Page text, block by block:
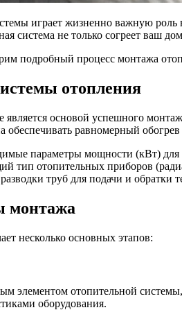
играет жизненно важную роль
система не только согреет ваш
подробный процесс монтажа
отопления
является основой успешного
обеспечивать равномерный
параметры мощности (кВт)
тип отопительных приборов
труб для подачи и обратки
монтажа
несколько основных этапов:
элементом отопительной
оборудования.